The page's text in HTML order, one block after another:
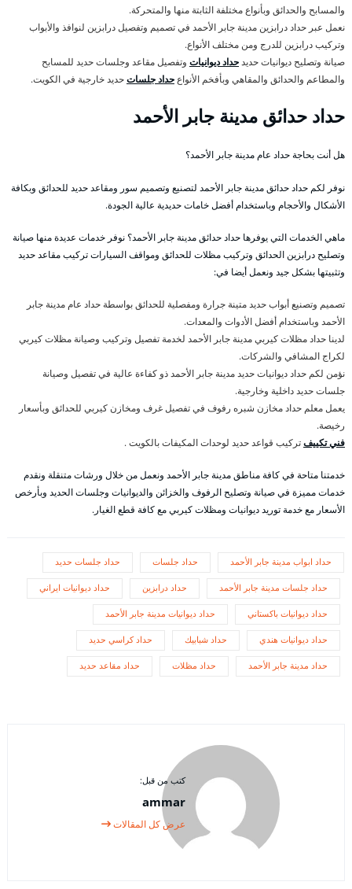
والمسابح والحدائق وبأنواع مختلفة الثابتة منها والمتحركة.
نعمل عبر حداد درابزين مدينة جابر الأحمد في تصميم وتفصيل درابزين لنوافذ والأبواب
وتركيب درابزين للدرج ومن مختلف الأنواع.
صيانة وتصليح ديوانيات حديدحداد ديوانيات وتفصيل مقاعد وجلسات حديد للمسابح
والمطاعم والحدائق والمقاهي وبأفخم الأنواعحداد جلساتحديد خارجية في الكويت.
حداد حدائق مدينة جابر الأحمد
هل أنت بحاجة حداد عام مدينة جابر الأحمد؟
نوفر لكم حداد حدائق مدينة جابر الأحمد لتصنيع وتصميم سور ومقاعد حديد للحدائق وبكافة
الأشكال والأحجام وباستخدام أفضل خامات حديدية عالية الجودة.
ماهي الخدمات التي يوفرها حداد حدائق مدينة جابر الأحمد؟ نوفر خدمات عديدة منها صيانة
وتصليح درابزين الحدائق وتركيب مظلات للحدائق ومواقف السيارات تركيب مقاعد حديد
وتثبيتها بشكل جيد ونعمل أيضا في:
تصميم وتصنيع أبواب حديد متينة جرارة ومفصلية للحدائق بواسطة حداد عام مدينة جابر
الأحمد وباستخدام أفضل الأدوات والمعدات.
لدينا حداد مظلات كيربي مدينة جابر الأحمد لخدمة تفصيل وتركيب وصيانة مظلات كيربي
لكراج المشافي والشركات.
نؤمن لكم حداد ديوانيات حديد مدينة جابر الأحمد ذو كفاءة عالية في تفصيل وصيانة
جلسات حديد داخلية وخارجية.
يعمل معلم حداد مخازن شبره رفوف في تفصيل غرف ومخازن كيربي للحدائق وبأسعار
رخيصة.
فني تكييفتركيب قواعد حديد لوحدات المكيفات بالكويت .
خدمتنا متاحة في كافة مناطق مدينة جابر الأحمد ونعمل من خلال ورشات متنقلة ونقدم
خدمات مميزة في صيانة وتصليح الرفوف والخزائن والديوانيات وجلسات الحديد وبأرخص
الأسعار مع خدمة توريد ديوانيات ومظلات كيربي مع كافة قطع الغيار.
حداد ابواب مدينة جابر الأحمد حداد جلسات حداد جلسات حديد
حداد جلسات مدينة جابر الأحمد حداد درابزين حداد ديوانيات ايراني
حداد ديوانيات باكستاني حداد ديوانيات مدينة جابر الأحمد
حداد ديوانيات هندي حداد شبابيك حداد كراسي حديد
حداد مدينة جابر الأحمد حداد مظلات حداد مقاعد حديد
كتب من قبل:
ammar
عرض كل المقالات